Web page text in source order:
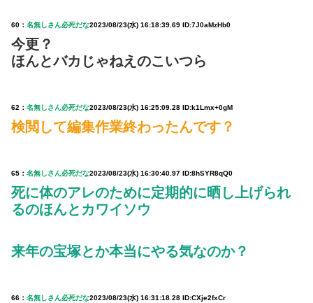
60： 名無しさん必死だな2023/08/23(水) 16:18:39.69 ID:7J0aMzHb0
今更？
ほんとバカじゃねえのこいつら
62： 名無しさん必死だな2023/08/23(水) 16:25:09.28 ID:k1Lmx+0gM
検閲して編集作業終わったんです？
65： 名無しさん必死だな2023/08/23(水) 16:30:40.97 ID:8hSYR8qQ0
死に体のアレのために定期的に晒し上げられ
るのほんとカワイソウ
来年の宝塚とか本当にやる気なのか？
66： 名無しさん必死だな2023/08/23(水) 16:31:18.28 ID:CXje2fxCr